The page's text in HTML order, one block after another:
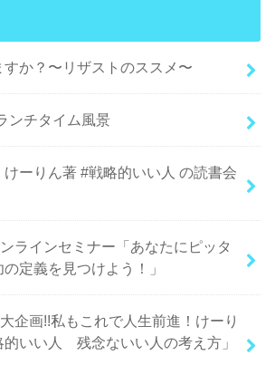
か？〜リザストのススメ〜
ンチタイム風景
けーりん著 #戦略的いい人 の読書会
ラインセミナー「あなたにピッタ
定義を見つけよう！」
企画!!私もこれで人生前進！けーり
的いい人 残念ないい人の考え方」